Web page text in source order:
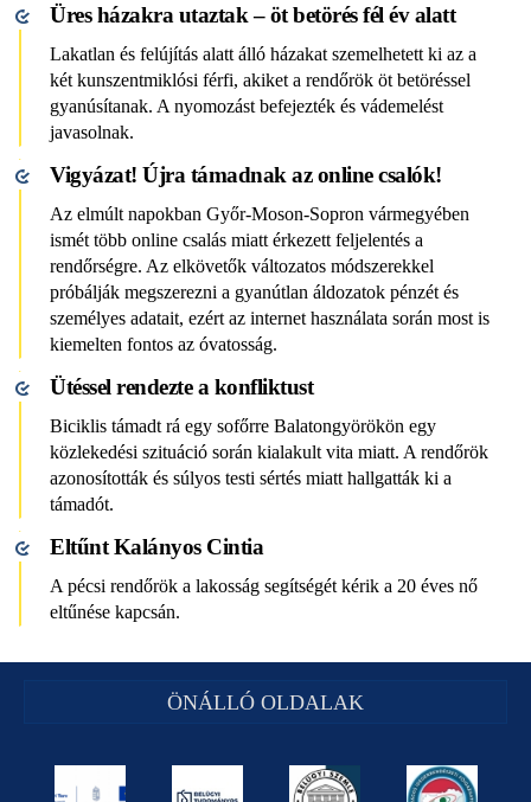
Üres házakra utaztak – öt betörés fél év alatt
Lakatlan és felújítás alatt álló házakat szemelhetett ki az a
két kunszentmiklósi férfi, akiket a rendőrök öt betöréssel
gyanúsítanak. A nyomozást befejezték és vádemelést
javasolnak.
Vigyázat! Újra támadnak az online csalók!
Az elmúlt napokban Győr-Moson-Sopron vármegyében
ismét több online csalás miatt érkezett feljelentés a
rendőrségre. Az elkövetők változatos módszerekkel
próbálják megszerezni a gyanútlan áldozatok pénzét és
személyes adatait, ezért az internet használata során most is
kiemelten fontos az óvatosság.
Ütéssel rendezte a konfliktust
Biciklis támadt rá egy sofőrre Balatongyörökön egy
közlekedési szituáció során kialakult vita miatt. A rendőrök
azonosították és súlyos testi sértés miatt hallgatták ki a
támadót.
Eltűnt Kalányos Cintia
A pécsi rendőrök a lakosság segítségét kérik a 20 éves nő
eltűnése kapcsán.
ÖNÁLLÓ OLDALAK